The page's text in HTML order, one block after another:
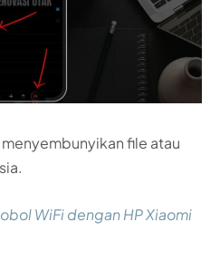
file atau
WiFi dengan HP Xiaomi